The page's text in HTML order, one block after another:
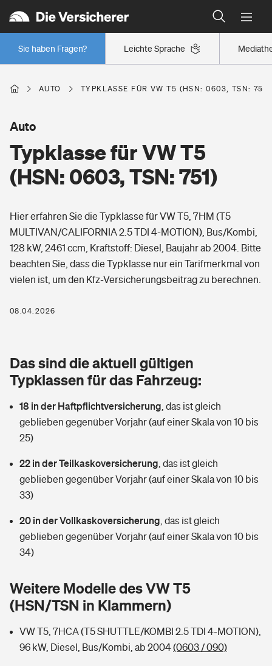
Leichte Sprache
Sie haben Fragen?
Wer versichert was: Jetzt Versicherer finden
Regionalklassen: So ist Ihre Region eingestuft
Wer versichert was: Jetzt Versicherer finden
Berufsunfähigkeitsversicherung
Erwerbsunfähigkeitsversicherung
Grundfähigkeitsversicherung
Arbeitsrechtsschutz
Berufshaftpflichtversicherung
Zur Übersicht
Tools
Wer versichert was: Jetzt Versicherer finden
Sie haben Fragen?
Wohnen
Glasversicherung
Mietkautionsversicherung
Restkreditversicherung
Zur Übersicht
Tools
Wer versichert was: Jetzt Versicherer finden
Sie haben Fragen?
Freizeit
Pri­vate Haft­pflicht­
Kinderunfall­ver­si­che­rung
Kinderinvalidität
Hundehalter-Haftpflicht
Handyversicherung
Musikinstrumentenversicherung
Zur Übersicht
Gesundheit
Private Krankenversicherung
Dread-Disease-Versicherung
Tierkrankenversicherung
Zur Übersicht
Tools
Wer versichert was: Jetzt Versicherer finden
Sie haben Fragen?
Rentenrechner: Wie viel Geld bekomme ich im Alter?
AUTO TYPKLASSE FÜR VW T5 (HSN: 0603, TSN: 751)
Typklasse für VW T5
(HSN: 0603, TSN: 751)
Auto
Hier erfahren Sie die Typklasse für VW T5, 7HM (T5
MULTIVAN/CALIFORNIA 2.5 TDI 4-MOTION), Bus/Kombi,
128 kW, 2461 ccm, Kraftstoff: Diesel, Baujahr ab 2004. Bitte
beachten Sie, dass die Typklasse nur ein Tarifmerkmal von
vielen ist, um den Kfz-Versicherungsbeitrag zu berechnen.
08.04.2026
Das sind die aktuell gültigen
Typklassen für das Fahrzeug:
18 in der Haftpflichtversicherung das ist gleich
geblieben gegenüber Vorjahr (auf einer Skala von 10 bis
25)
22 in der Teilkaskoversicherung das ist gleich
geblieben gegenüber Vorjahr (auf einer Skala von 10 bis
33)
20 in der Vollkaskoversicherung das ist gleich
geblieben gegenüber Vorjahr (auf einer Skala von 10 bis
34)
Weitere Modelle des VW T5
(HSN/TSN in Klammern)
VW T5, 7HCA (T5 SHUTTLE/KOMBI 2.5 TDI 4-MOTION),
96 kW, Diesel, Bus/Kombi, ab 2004(0603 / 090)